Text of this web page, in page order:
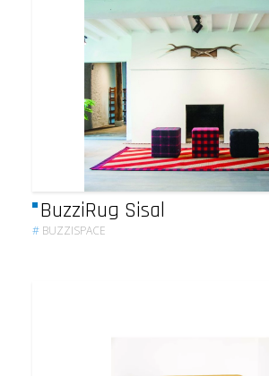
BuzziRug Sisal
# BUZZISPACE